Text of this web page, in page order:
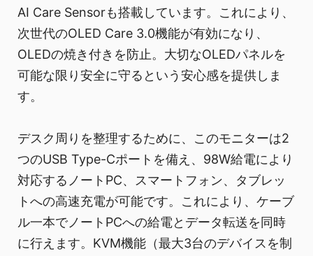
AI Care Sensorも搭載しています。これにより、
次世代のOLED Care 3.0機能が有効になり、
OLEDの焼き付きを防止。大切なOLEDパネルを
可能な限り安全に守るという安心感を提供しま
す。
デスク周りを整理するために、このモニターは2
つのUSB Type-Cポートを備え、98W給電により
対応するノートPC、スマートフォン、タブレッ
トへの高速充電が可能です。これにより、ケーブ
ル一本でノートPCへの給電とデータ転送を同時
に行えます。KVM機能（最大3台のデバイスを制